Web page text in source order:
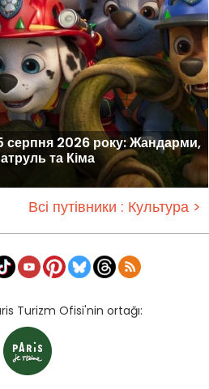
серпня 2026 року: Жандарми,
та Кіма
Всі путівники : Культура >
Turizm Ofisi'nin ortağı: